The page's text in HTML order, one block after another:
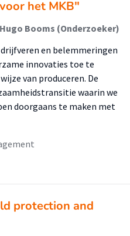
het MKB"
Booms (Onderzoeker)
en belemmeringen
innovaties toe te
van produceren. De
waarin we
doorgaans te maken met
protection and